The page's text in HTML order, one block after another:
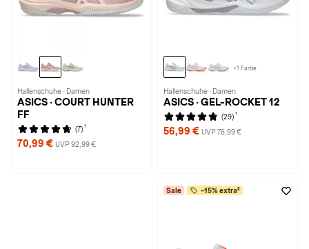
Hallenschuhe · Damen
ASICS · COURT HUNTER
FF
(7) 1
70,99 € UVP 92,99 €
+1 Farbe
Hallenschuhe · Damen
ASICS · GEL-ROCKET 12
(29) 1
56,99 € UVP 76,99 €
Sale -15% extra²